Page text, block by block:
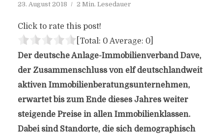
23. August 2018 2 Min. Lesedauer
Click to rate this post!
[Total: 0 Average: 0]
Der deutsche Anlage-Immobilienverband Dave,
der Zusammenschluss von elf deutschlandweit
aktiven Immobilienberatungsunternehmen,
erwartet bis zum Ende dieses Jahres weiter
steigende Preise in allen Immobilienklassen.
Dabei sind Standorte, die sich demographisch